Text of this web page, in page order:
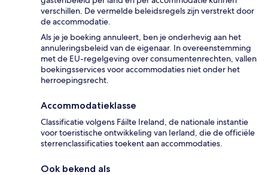
verschillen. De vermelde beleidsregels zijn verstrekt door
de accommodatie.
Als je je boeking annuleert, ben je onderhevig aan het
annuleringsbeleid van de eigenaar. In overeenstemming
met de EU-regelgeving over consumentenrechten, vallen
boekingsservices voor accommodaties niet onder het
herroepingsrecht.
Accommodatieklasse
Classificatie volgens Fáilte Ireland, de nationale instantie
voor toeristische ontwikkeling van Ierland, die de officiële
sterrenclassificaties toekent aan accommodaties.
Ook bekend als